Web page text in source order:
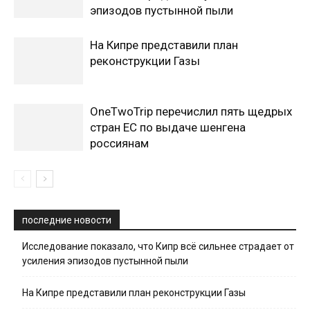
эпизодов пустынной пыли
На Кипре представили план
реконструкции Газы
OneTwoTrip перечислил пять щедрых
стран ЕС по выдаче шенгена
россиянам
последние новости
Исследование показало, что Кипр всё сильнее страдает от
усиления эпизодов пустынной пыли
На Кипре представили план реконструкции Газы